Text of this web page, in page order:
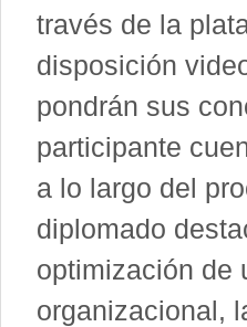
través de la
disposición
pondrán sus
participante
a lo largo del
diplomado
optimización de
organizacional,